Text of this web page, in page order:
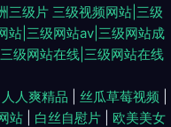
三级片 三级视频网站|三级
站|三级网站av|三级网站成
级网站在线|三级网站在线
人人爽精品 丝瓜草莓视频
站 白丝自慰片
欧美美女